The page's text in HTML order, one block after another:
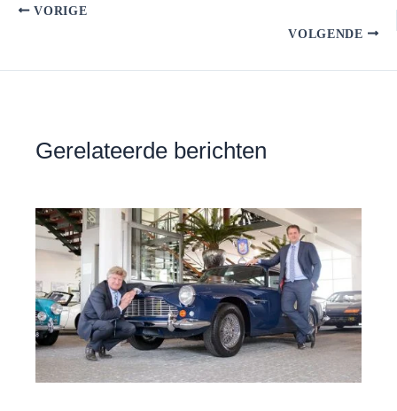
VORIGE
VOLGENDE
Gerelateerde berichten